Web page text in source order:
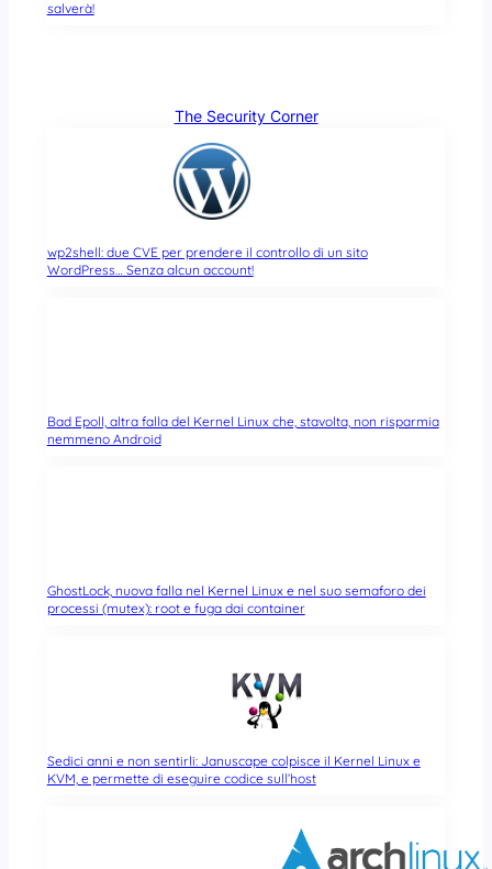
salverà!
The Security Corner
wp2shell: due CVE per prendere il controllo di un sito
WordPress… Senza alcun account!
Bad Epoll, altra falla del Kernel Linux che, stavolta, non risparmia
nemmeno Android
GhostLock, nuova falla nel Kernel Linux e nel suo semaforo dei
processi (mutex): root e fuga dai container
Sedici anni e non sentirli: Januscape colpisce il Kernel Linux e
KVM, e permette di eseguire codice sull’host